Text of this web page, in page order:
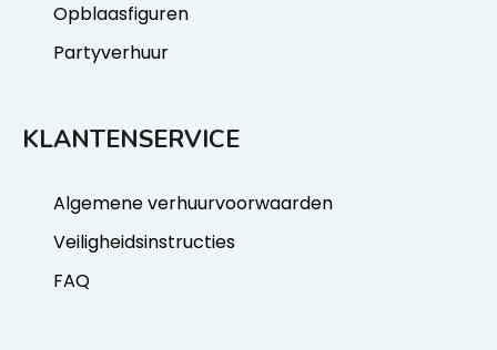
Opblaasfiguren
Partyverhuur
KLANTENSERVICE
Algemene verhuurvoorwaarden
Veiligheidsinstructies
FAQ